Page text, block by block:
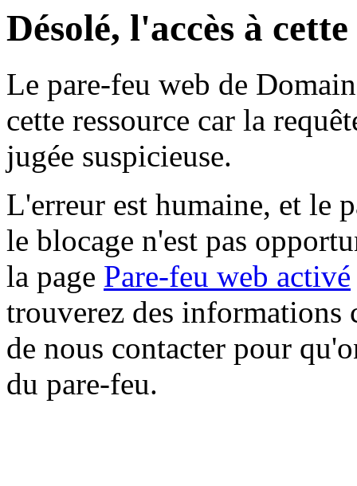
Désolé, l'accès à
Le pare-feu web de
cette ressource car la
jugée suspicieuse.
L'erreur est humaine, et le
le blocage n'est pas
la page Pare-feu web activé
trouverez des informations
de nous contacter pour
du pare-feu.